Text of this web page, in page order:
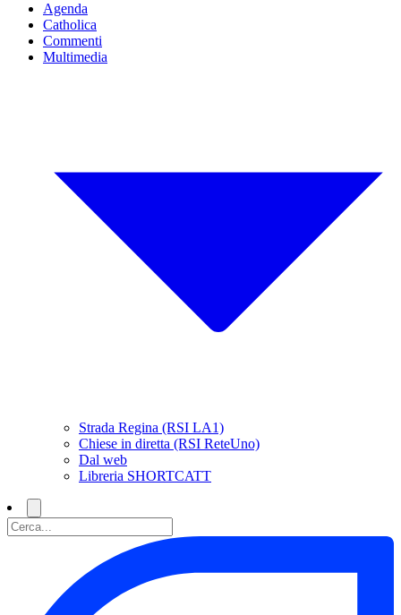
Agenda
Catholica
Commenti
Multimedia
Strada Regina (RSI LA1)
Chiese in diretta (RSI ReteUno)
Dal web
Libreria SHORTCATT